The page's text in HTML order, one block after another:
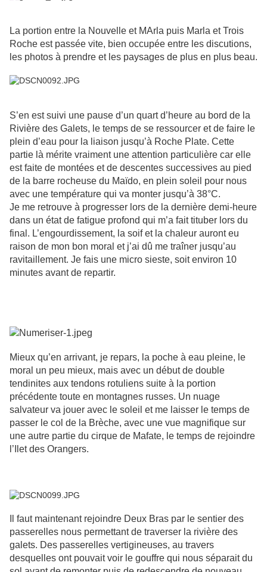
La portion entre la Nouvelle et MArla puis Marla et Trois
Roche est passée vite, bien occupée entre les discutions,
les photos à prendre et les paysages de plus en plus beau.
S’en est suivi une pause d’un quart d’heure au bord de la
Rivière des Galets, le temps de se ressourcer et de faire le
plein d’eau pour la liaison jusqu’à Roche Plate. Cette
partie là mérite vraiment une attention particulière car elle
est faite de montées et de descentes successives au pied
de la barre rocheuse du Maïdo, en plein soleil pour nous
avec une température qui va monter jusqu’à 38°C.
Je me retrouve à progresser lors de la dernière demi-heure
dans un état de fatigue profond qui m’a fait tituber lors du
final. L’engourdissement, la soif et la chaleur auront eu
raison de mon bon moral et j’ai dû me traîner jusqu’au
ravitaillement. Je fais une micro sieste, soit environ 10
minutes avant de repartir.
Mieux qu’en arrivant, je repars, la poche à eau pleine, le
moral un peu mieux, mais avec un début de double
tendinites aux tendons rotuliens suite à la portion
précédente toute en montagnes russes. Un nuage
salvateur va jouer avec le soleil et me laisser le temps de
passer le col de la Brèche, avec une vue magnifique sur
une autre partie du cirque de Mafate, le temps de rejoindre
l’Ilet des Orangers.
Il faut maintenant rejoindre Deux Bras par le sentier des
passerelles nous permettant de traverser la rivière des
galets. Des passerelles vertigineuses, au travers
desquelles ont pouvait voir le gouffre qui nous séparait du